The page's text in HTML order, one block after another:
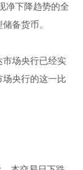
净下降趋势的全
备货币。
场央行已经实
央行的这一比